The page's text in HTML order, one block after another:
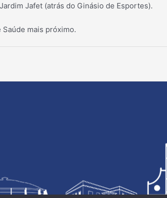
Jafet (atrás do Ginásio de Esportes).
mais próximo.